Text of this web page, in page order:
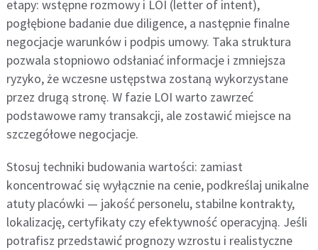
etapy: wstępne rozmowy i LOI (letter of intent),
pogłębione badanie due diligence, a następnie finalne
negocjacje warunków i podpis umowy. Taka struktura
pozwala stopniowo odsłaniać informacje i zmniejsza
ryzyko, że wczesne ustępstwa zostaną wykorzystane
przez drugą stronę. W fazie LOI warto zawrzeć
podstawowe ramy transakcji, ale zostawić miejsce na
szczegółowe negocjacje.
Stosuj techniki budowania wartości: zamiast
koncentrować się wyłącznie na cenie, podkreślaj unikalne
atuty placówki — jakość personelu, stabilne kontrakty,
lokalizację, certyfikaty czy efektywność operacyjną. Jeśli
potrafisz przedstawić prognozy wzrostu i realistyczne